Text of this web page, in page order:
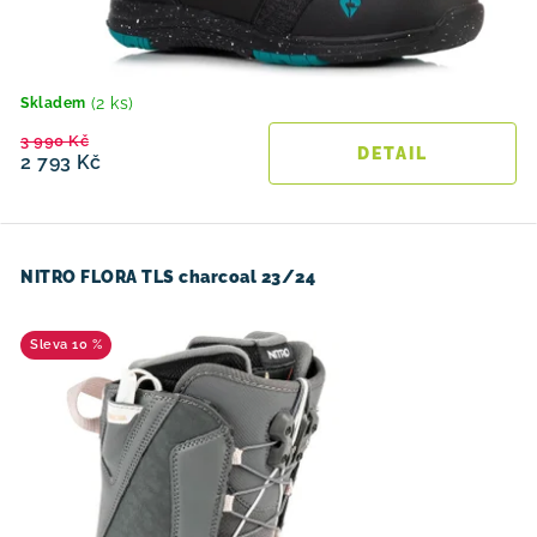
Skladem (2 ks)
2 793 Kč
3 990 Kč
NITRO FLORA TLS charcoal 23/24
10 %